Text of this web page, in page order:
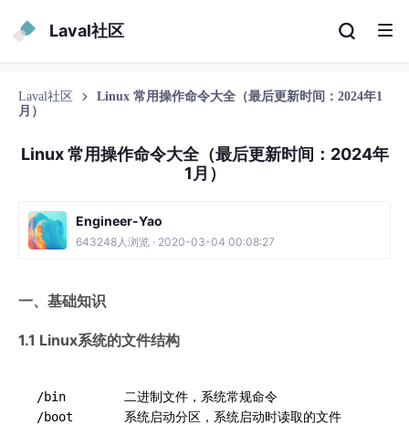
Laval社区
Laval社区
Linux 常用操作命令大全（最后更新时间：2024年1
月）
Linux 常用操作命令大全（最后更新时间：2024年
1月）
Engineer-Yao
643248人浏览 · 2020-03-04 00:08:27
一、基础知识
1.1 Linux系统的文件结构
/bin        二进制文件，系统常规命令
/boot       系统启动分区，系统启动时读取的文件